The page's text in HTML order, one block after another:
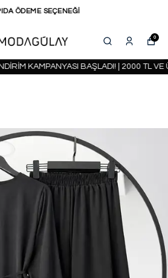
ÖDEME SEÇENEĞİ
0
KAMPANYASI BAŞLADI! | 2000 TL VE